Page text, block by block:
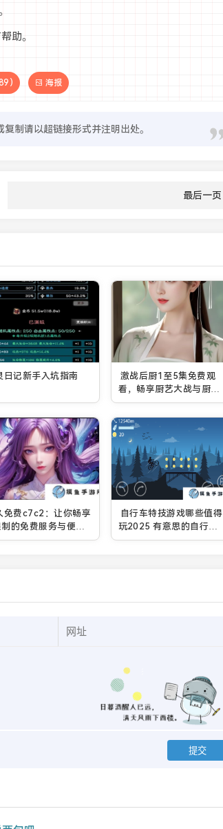
助。
) 海报
制请以超链接形式并注明出处。
最后一页
日记新手入坑指南
激战后厨1至5集免费观
看，畅享厨艺大战与厨师
成长之路
免费c7c2：让你畅享
的免费服务与便捷
自行车特技游戏哪些值得
玩2025 有意思的自行车
特技游戏汇总